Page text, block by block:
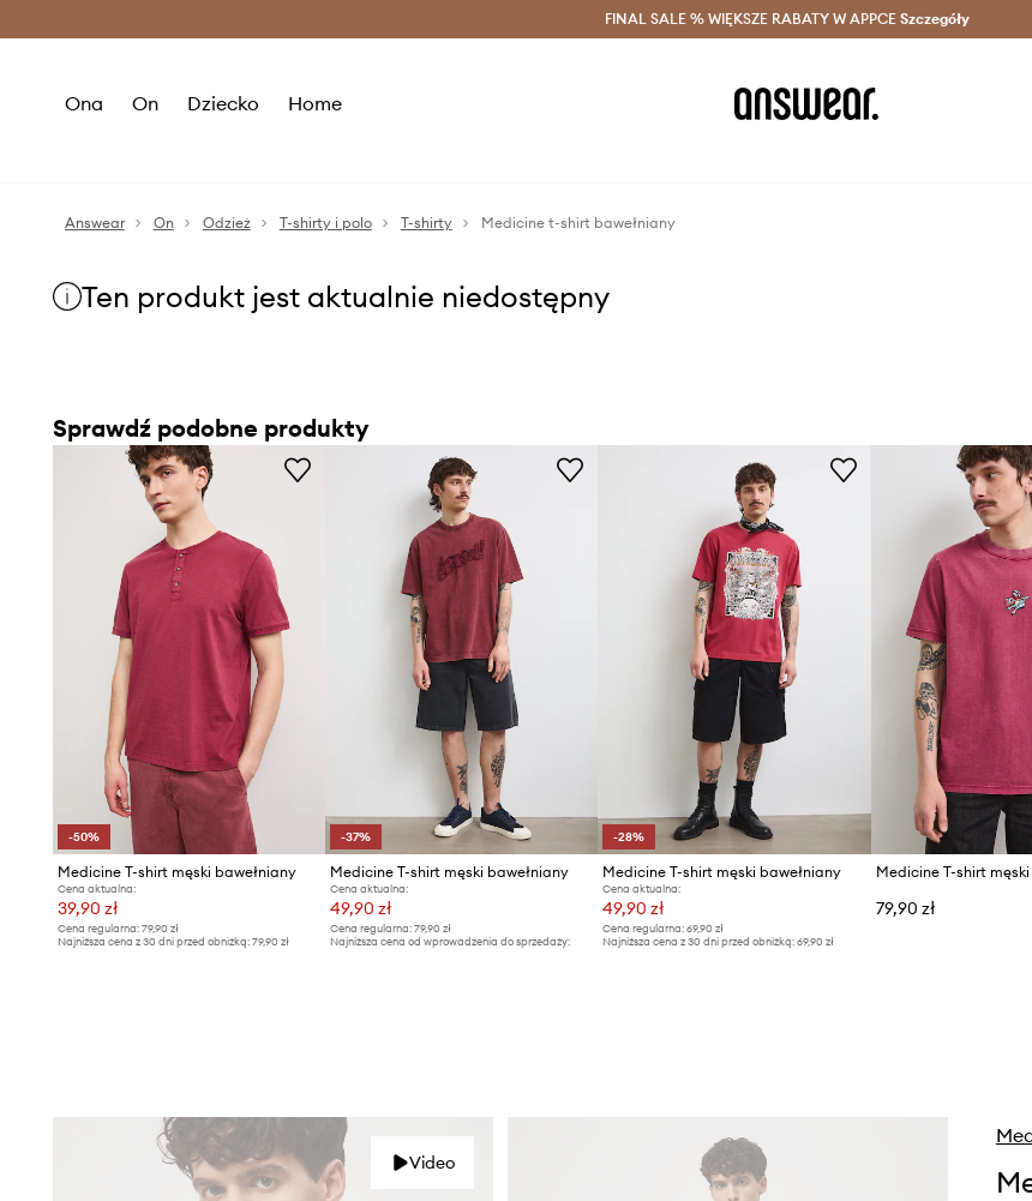
Oszczędzaj z Answear Club > Dostawa nawet w 24h >
FINAL SALE % WIĘKSZE RABATY W APPCE Szczegóły
Ona On Dziecko Home
Answear On Odzież T-shirty i polo T-shirty Medicine t-shirt bawełniany
Ten produkt jest aktualnie niedostępny
Sprawdź podobne produkty
-50%
Medicine T-shirt męski bawełniany
Cena aktualna:
39,90 zł
Cena regularna: 79,90 zł
Najniższa cena z 30 dni przed obniżką: 79,90 zł
-37%
Medicine T-shirt męski bawełniany
Cena aktualna:
49,90 zł
Cena regularna:79,90 zł
Najniższa cena od wprowadzenia do sprzedaży:
-28%
Medicine T-shirt męski bawełniany
Cena aktualna:
49,90 zł
Cena regularna: 69,90 zł
Najniższa cena z 30 dni przed obniżką: 69,90 zł
Medicine T-shirt
79,90 zł
Video